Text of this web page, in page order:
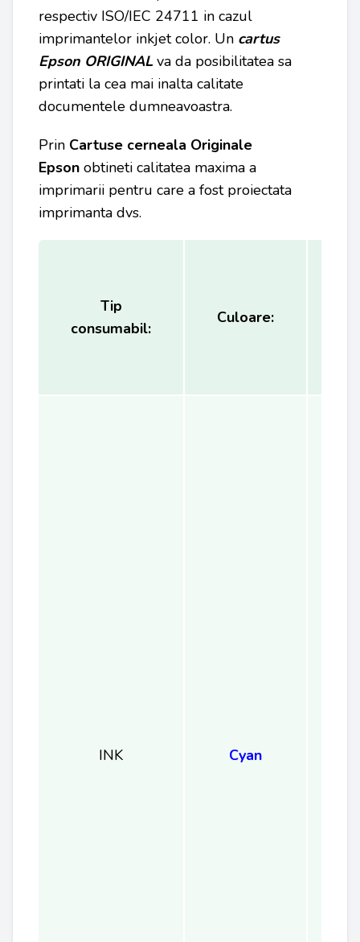
respectiv ISO/IEC 24711 in cazul
imprimantelor inkjet color. Un cartus
Epson ORIGINALva da posibilitatea sa
printati la cea mai inalta calitate
documentele dumneavoastra.
Prin Cartuse cerneala Originale
Epson obtineti calitatea maxima a
imprimarii pentru care a fost proiectata
imprimanta dvs.
Tip
consumabil:
Culoare:
INK Cyan